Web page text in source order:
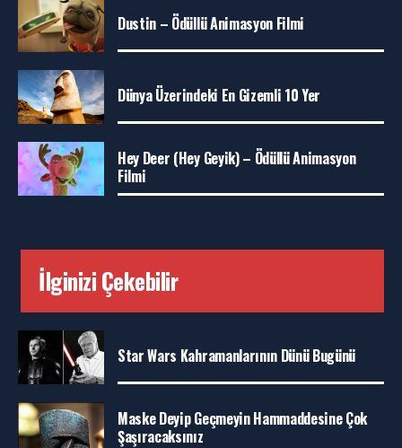
Dustin – Ödüllü Animasyon Filmi
Dünya Üzerindeki En Gizemli 10 Yer
Hey Deer (Hey Geyik) – Ödüllü Animasyon
Filmi
İlginizi Çekebilir
Star Wars Kahramanlarının Dünü Bugünü
Maske Deyip Geçmeyin Hammaddesine Çok
Şaşıracaksınız